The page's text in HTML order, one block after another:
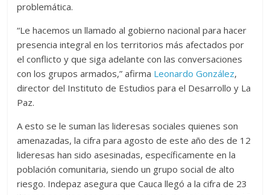
problemática.
“Le hacemos un llamado al gobierno nacional para hacer
presencia integral en los territorios más afectados por
el conflicto y que siga adelante con las conversaciones
con los grupos armados,” afirma Leonardo González,
director del Instituto de Estudios para el Desarrollo y La
Paz.
A esto se le suman las lideresas sociales quienes son
amenazadas, la cifra para agosto de este año des de 12
lideresas han sido asesinadas, específicamente en la
población comunitaria, siendo un grupo social de alto
riesgo. Indepaz asegura que Cauca llegó a la cifra de 23